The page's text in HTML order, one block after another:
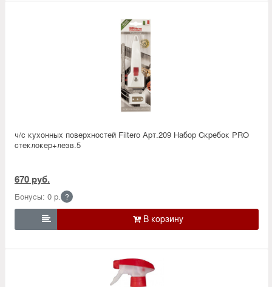
ч/с кухонных поверхностей Filtero Арт.209 Набор Скребок PRO
стеклокер+лезв.5
670 руб.
Бонусы: 0 р. ?
